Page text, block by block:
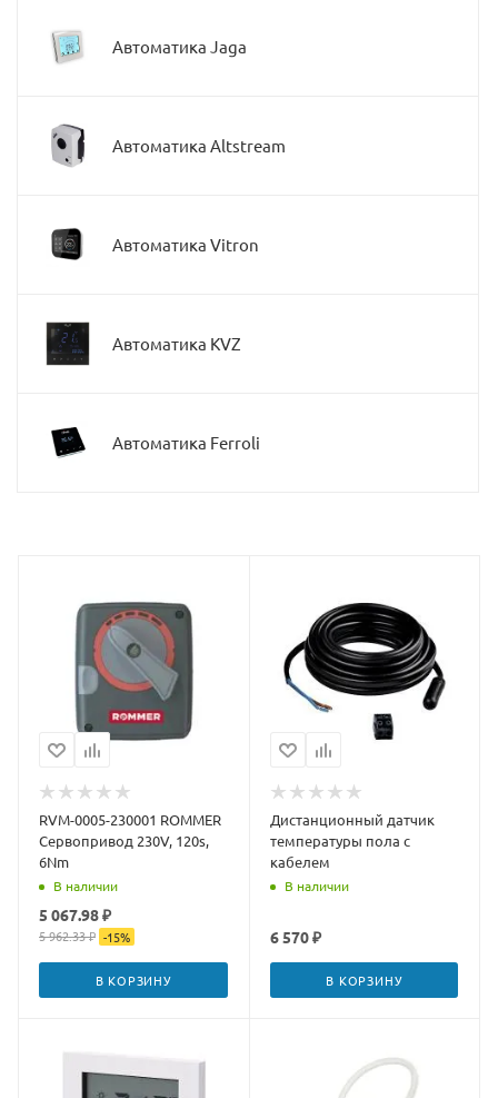
Автоматика Jaga
Автоматика Altstream
Автоматика Vitron
Автоматика KVZ
Автоматика Ferroli
RVM-0005-230001 ROMMER
Сервопривод 230V, 120s,
6Nm
В наличии
5 067.98 ₽
5 962.33 ₽ -15%
В КОРЗИНУ
Дистанционный датчик
температуры пола с
кабелем
В наличии
6 570 ₽
В КОРЗИНУ